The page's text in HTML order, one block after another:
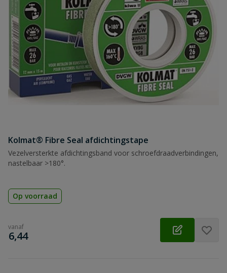
Kolmat® Fibre Seal afdichtingstape
Vezelversterkte afdichtingsband voor schroefdraadverbindingen,
nastelbaar >180°.
Op voorraad
vanaf
€
6,44